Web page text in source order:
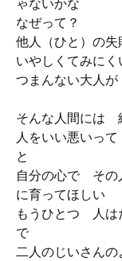
ゃないかな
なぜって？
他人（ひと）の失
いやしくてみに
つまんない大人
そんな人間には
人をいい悪いっ
と
自分の心で その
に育ってほしい
もうひとつ 人は
で
二人のじいさん